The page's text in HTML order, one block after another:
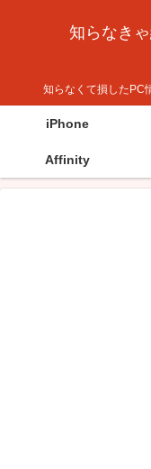
知らなき
知らなくて損したPC
iPhone
Affinity